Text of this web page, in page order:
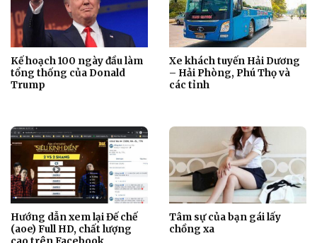
Kế hoạch 100 ngày đầu làm
tổng thống của Donald
Trump
Xe khách tuyến Hải Dương
– Hải Phòng, Phú Thọ và
các tỉnh
Hướng dẫn xem lại Đế chế
(aoe) Full HD, chất lượng
Tâm sự của bạn gái lấy
chồng xa